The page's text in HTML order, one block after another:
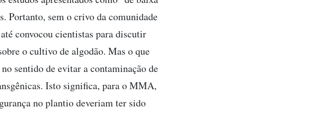
Portanto, sem o crivo da comunidade
convocou cientistas para discutir
o cultivo de algodão. Mas o que
sentido de evitar a contaminação de
Isto significa, para o MMA,
no plantio deveriam ter sido